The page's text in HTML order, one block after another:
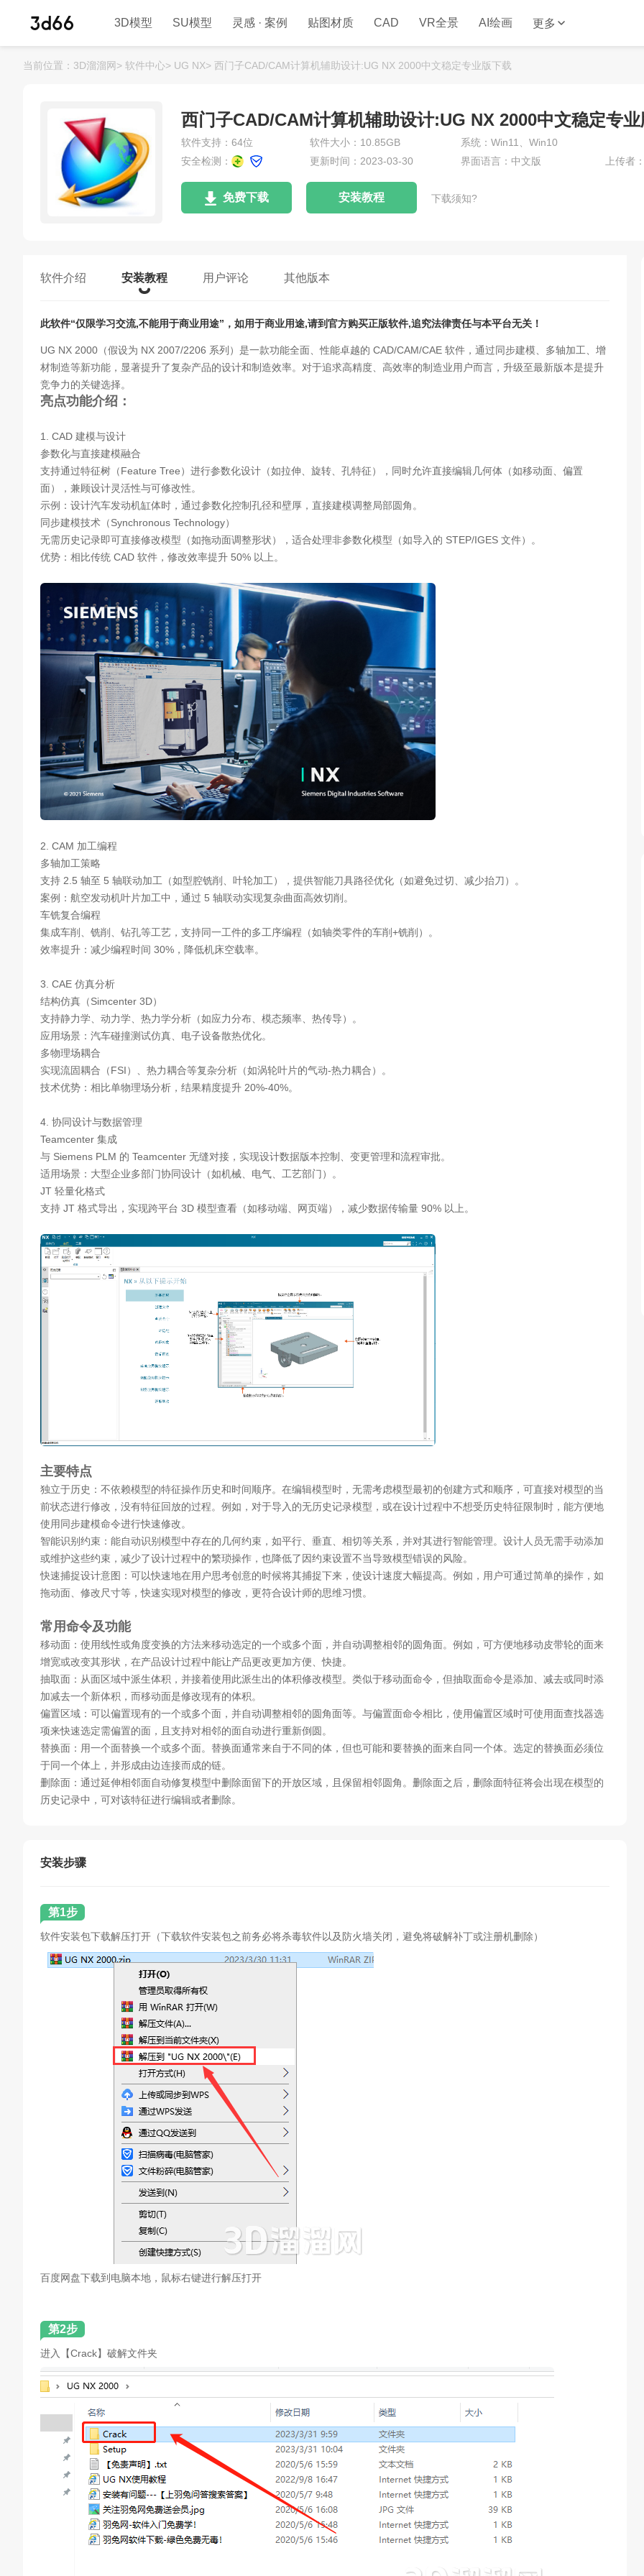
3D模型 SU模型 灵感 · 案例 贴图材质 CAD VR全景 AI绘画 更多
当前位置： 3D溜溜网> 软件中心> UG NX> 西门子CAD/CAM计算机辅助设计:UG NX 2000中文稳定专业版下载
西门子CAD/CAM计算机辅助设计:UG NX 2000中文稳定专
软件支持：64位 软件大小：10.85GB
系统：Win11、Win10
安全检测：
更新时间：2023-03-30 界面语言：中文版 上传者
免费下载 安装教程 下载须知?
软件介绍 安装教程 用户评论 其他版本
此软件“仅限学习交流,不能用于商业用途”，如用于商业用途,请到官方购买正版软件,追究法律责任与本平台无关！
UG NX 2000（假设为 NX 2007/2206 系列）是一款功能全面、性能卓越的 CAD/CAM/CAE 软件，通过同步建模、多轴加工、增
材制造等新功能，显著提升了复杂产品的设计和制造效率。对于追求高精度、高效率的制造业用户而言，升级至最新版本是提升
竞争力的关键选择。
亮点功能介绍：
1. CAD 建模与设计
参数化与直接建模融合
支持通过特征树（Feature Tree）进行参数化设计（如拉伸、旋转、孔特征），同时允许直接编辑几何体（如移动面、偏置
面），兼顾设计灵活性与可修改性。
示例：设计汽车发动机缸体时，通过参数化控制孔径和壁厚，直接建模调整局部圆角。
同步建模技术（Synchronous Technology）
无需历史记录即可直接修改模型（如拖动面调整形状），适合处理非参数化模型（如导入的 STEP/IGES 文件）。
优势：相比传统 CAD 软件，修改效率提升 50% 以上。
2. CAM 加工编程
多轴加工策略
支持 2.5 轴至 5 轴联动加工（如型腔铣削、叶轮加工），提供智能刀具路径优化（如避免过切、减少抬刀）。
案例：航空发动机叶片加工中，通过 5 轴联动实现复杂曲面高效切削。
车铣复合编程
集成车削、铣削、钻孔等工艺，支持同一工件的多工序编程（如轴类零件的车削+铣削）。
效率提升：减少编程时间 30%，降低机床空载率。
3. CAE 仿真分析
结构仿真（Simcenter 3D）
支持静力学、动力学、热力学分析（如应力分布、模态频率、热传导）。
应用场景：汽车碰撞测试仿真、电子设备散热优化。
多物理场耦合
实现流固耦合（FSI）、热力耦合等复杂分析（如涡轮叶片的气动-热力耦合）。
技术优势：相比单物理场分析，结果精度提升 20%-40%。
4. 协同设计与数据管理
Teamcenter 集成
与 Siemens PLM 的 Teamcenter 无缝对接，实现设计数据版本控制、变更管理和流程审批。
适用场景：大型企业多部门协同设计（如机械、电气、工艺部门）。
JT 轻量化格式
支持 JT 格式导出，实现跨平台 3D 模型查看（如移动端、网页端），减少数据传输量 90% 以上。
主要特点
独立于历史：不依赖模型的特征操作历史和时间顺序。在编辑模型时，无需考虑模型最初的创建方式和顺序，可直接对模型的当
前状态进行修改，没有特征回放的过程。例如，对于导入的无历史记录模型，或在设计过程中不想受历史特征限制时，能方便地
使用同步建模命令进行快速修改。
智能识别约束：能自动识别模型中存在的几何约束，如平行、垂直、相切等关系，并对其进行智能管理。设计人员无需手动添加
或维护这些约束，减少了设计过程中的繁琐操作，也降低了因约束设置不当导致模型错误的风险。
快速捕捉设计意图：可以快速地在用户思考创意的时候将其捕捉下来，使设计速度大幅提高。例如，用户可通过简单的操作，如
拖动面、修改尺寸等，快速实现对模型的修改，更符合设计师的思维习惯。
常用命令及功能
移动面：使用线性或角度变换的方法来移动选定的一个或多个面，并自动调整相邻的圆角面。例如，可方便地移动皮带轮的面来
增宽或改变其形状，在产品设计过程中能让产品更改更加方便、快捷。
抽取面：从面区域中派生体积，并接着使用此派生出的体积修改模型。类似于移动面命令，但抽取面命令是添加、减去或同时添
加减去一个新体积，而移动面是修改现有的体积。
偏置区域：可以偏置现有的一个或多个面，并自动调整相邻的圆角面等。与偏置面命令相比，使用偏置区域时可使用面查找器选
项来快速选定需偏置的面，且支持对相邻的面自动进行重新倒圆。
替换面：用一个面替换一个或多个面。替换面通常来自于不同的体，但也可能和要替换的面来自同一个体。选定的替换面必须位
于同一个体上，并形成由边连接而成的链。
删除面：通过延伸相邻面自动修复模型中删除面留下的开放区域，且保留相邻圆角。删除面之后，删除面特征将会出现在模型的
历史记录中，可对该特征进行编辑或者删除。
安装步骤
第1步
软件安装包下载解压打开（下载软件安装包之前务必将杀毒软件以及防火墙关闭，避免将破解补丁或注册机删除）
百度网盘下载到电脑本地，鼠标右键进行解压打开
第2步
进入【Crack】破解文件夹